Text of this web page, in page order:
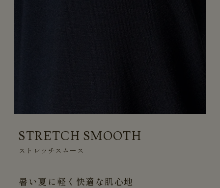
STRETCH SMOOTH
ストレッチスムース
暑い夏に軽く快適な肌心地